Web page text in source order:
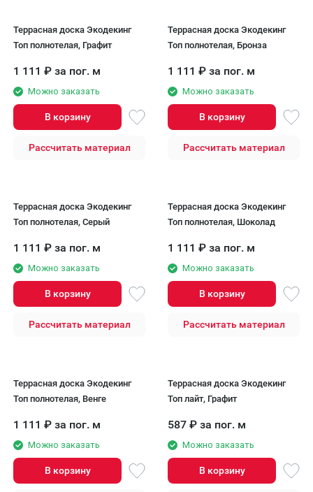
Террасная доска Экодекинг
Топ полнотелая, Графит
1 111 ₽ за пог. м
Можно заказать
В корзину
Рассчитать материал
Террасная доска Экодекинг
Топ полнотелая, Бронза
1 111 ₽ за пог. м
Можно заказать
В корзину
Рассчитать материал
Террасная доска Экодекинг
Топ полнотелая, Серый
1 111 ₽ за пог. м
Можно заказать
В корзину
Рассчитать материал
Террасная доска Экодекинг
Топ полнотелая, Шоколад
1 111 ₽ за пог. м
Можно заказать
В корзину
Рассчитать материал
Террасная доска Экодекинг
Топ полнотелая, Венге
1 111 ₽ за пог. м
Можно заказать
В корзину
Террасная доска Экодекинг
Топ лайт, Графит
587 ₽ за пог. м
Можно заказать
В корзину